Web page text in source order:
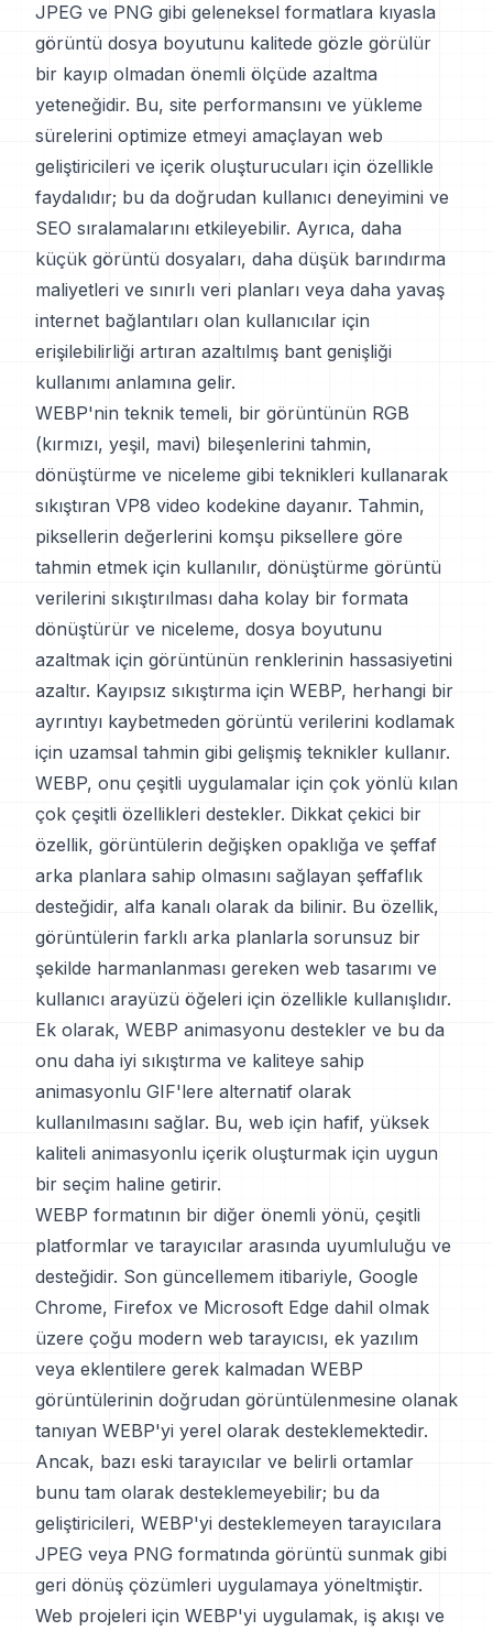
JPEG ve PNG gibi geleneksel formatlara kıyasla
görüntü dosya boyutunu kalitede gözle görülür
bir kayıp olmadan önemli ölçüde azaltma
yeteneğidir. Bu, site performansını ve yükleme
sürelerini optimize etmeyi amaçlayan web
geliştiricileri ve içerik oluşturucuları için özellikle
faydalıdır; bu da doğrudan kullanıcı deneyimini ve
SEO sıralamalarını etkileyebilir. Ayrıca, daha
küçük görüntü dosyaları, daha düşük barındırma
maliyetleri ve sınırlı veri planları veya daha yavaş
internet bağlantıları olan kullanıcılar için
erişilebilirliği artıran azaltılmış bant genişliği
kullanımı anlamına gelir.
WEBP'nin teknik temeli, bir görüntünün RGB
(kırmızı, yeşil, mavi) bileşenlerini tahmin,
dönüştürme ve niceleme gibi teknikleri kullanarak
sıkıştıran VP8 video kodekine dayanır. Tahmin,
piksellerin değerlerini komşu piksellere göre
tahmin etmek için kullanılır, dönüştürme görüntü
verilerini sıkıştırılması daha kolay bir formata
dönüştürür ve niceleme, dosya boyutunu
azaltmak için görüntünün renklerinin hassasiyetini
azaltır. Kayıpsız sıkıştırma için WEBP, herhangi bir
ayrıntıyı kaybetmeden görüntü verilerini kodlamak
için uzamsal tahmin gibi gelişmiş teknikler kullanır.
WEBP, onu çeşitli uygulamalar için çok yönlü kılan
çok çeşitli özellikleri destekler. Dikkat çekici bir
özellik, görüntülerin değişken opaklığa ve şeffaf
arka planlara sahip olmasını sağlayan şeffaflık
desteğidir, alfa kanalı olarak da bilinir. Bu özellik,
görüntülerin farklı arka planlarla sorunsuz bir
şekilde harmanlanması gereken web tasarımı ve
kullanıcı arayüzü öğeleri için özellikle kullanışlıdır.
Ek olarak, WEBP animasyonu destekler ve bu da
onu daha iyi sıkıştırma ve kaliteye sahip
animasyonlu GIF'lere alternatif olarak
kullanılmasını sağlar. Bu, web için hafif, yüksek
kaliteli animasyonlu içerik oluşturmak için uygun
bir seçim haline getirir.
WEBP formatının bir diğer önemli yönü, çeşitli
platformlar ve tarayıcılar arasında uyumluluğu ve
desteğidir. Son güncellemem itibariyle, Google
Chrome, Firefox ve Microsoft Edge dahil olmak
üzere çoğu modern web tarayıcısı, ek yazılım
veya eklentilere gerek kalmadan WEBP
görüntülerinin doğrudan görüntülenmesine olanak
tanıyan WEBP'yi yerel olarak desteklemektedir.
Ancak, bazı eski tarayıcılar ve belirli ortamlar
bunu tam olarak desteklemeyebilir; bu da
geliştiricileri, WEBP'yi desteklemeyen tarayıcılara
JPEG veya PNG formatında görüntü sunmak gibi
geri dönüş çözümleri uygulamaya yöneltmiştir.
Web projeleri için WEBP'yi uygulamak, iş akışı ve